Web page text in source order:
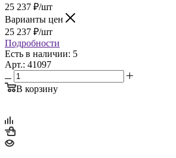
25 237 ₽/шт
Варианты цен
25 237 ₽/шт
Подробности
Есть в наличии: 5
Арт.: 41097
В корзину